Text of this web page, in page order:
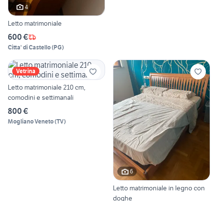
4
Letto matrimoniale
600 €
Citta' di Castello(PG)
Vetrina
Letto matrimoniale 210 cm,
comodini e settimanali
800 €
Mogliano Veneto(TV)
6
Letto matrimoniale in legno con
doghe